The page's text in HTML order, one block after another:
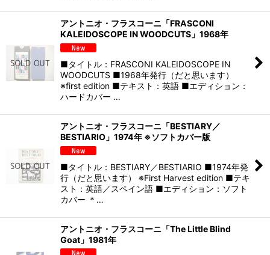
アントニオ・フラスコーニ「FRASCONI
KALEIDOSCOPE IN WOODCUTS」1968年
■タイトル：FRASCONI KALEIDOSCOPE IN
WOODCUTS ■1968年発行（だと思います）
※first edition ■テキスト：英語 ■エディション：
ハードカバー …
アントニオ・フラスコーニ「BESTIARY／
BESTIARIO」1974年 ※ソフトカバー版
■タイトル：BESTIARY／BESTIARIO ■1974年発
行（だと思います） ※First Harvest edition ■テキ
スト：英語／スペイン語 ■エディション：ソフト
カバー ＊…
アントニオ・フラスコーニ「The Little Blind
Goat」1981年